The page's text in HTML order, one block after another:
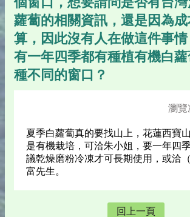
蘿蔔的相關資訊，還是因為成
算，因此沒有人在做這件事
有一年四季都有種植有機白
種不同的窗口？
瀏覽
夏季白蘿蔔真的要找山上，花蓮西寶
是有機栽培，可洽朱小姐，要一年四
議乾燥磨粉冷凍才可長期使用，或洽
富先生。
回上一頁